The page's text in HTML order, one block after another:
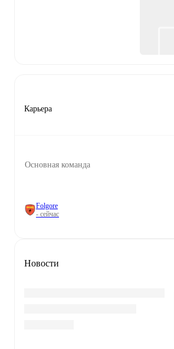
Карьера
Основная команда
Folgore
- сейчас
Новости